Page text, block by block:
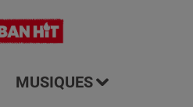
MUSIQUES